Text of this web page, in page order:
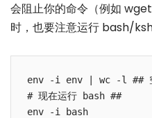
会阻止你的命令（例如
时，也要注意运行 bash/
env -i env | wc -l ##
# 现在运行 bash ##
env -i bash